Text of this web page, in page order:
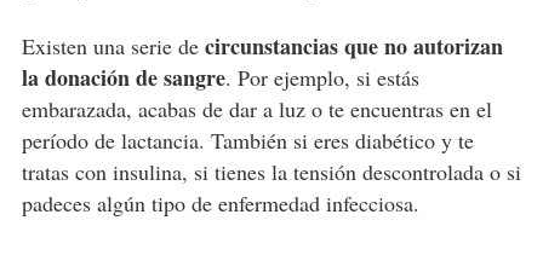
Existen una serie de circunstancias que no autorizan
la donación de sangre. Por ejemplo, si estás
embarazada, acabas de dar a luz o te encuentras en el
período de lactancia. También si eres diabético y te
tratas con insulina, si tienes la tensión descontrolada o si
padeces algún tipo de enfermedad infecciosa.